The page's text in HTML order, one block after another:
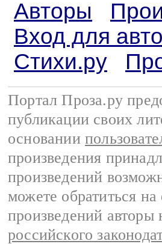
Авторы
Вход для
Стихи.ру
Портал Проза.ру
публикации своих
основании
произведения
произведений
можете обратиться на
произведений
российского